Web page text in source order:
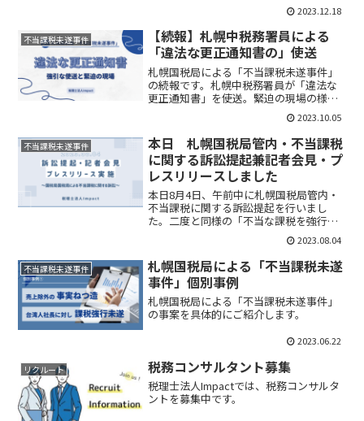
2023.12.18
不当課税未遂事件
【続報】札幌中税務署員による
「違法な更正通知書の」使送
札幌国税局による「不当課税未遂事件」
の続報です。札幌中税務署員が「違法な
更正通知書」を使送。緊迫の現場の様子
2023.10.05
不当課税未遂事件
本日 札幌国税局管内・不当課税
に関する訴訟提起兼記者会見・プ
レスリリースしました
本日8月4日、午前中に札幌国税局管内・
不当課税に関する訴訟提起を行いまし
た。⼆度と同様の「不当な課税を強⾏す
る」事例が起こらないよう、国家賠償請
求訴訟の形を取ることといたしました。
2023.08.04
不当課税未遂事件
札幌国税局による「不当課税未遂
事件」個別事例
札幌国税局による「不当課税未遂事件」
の事案を具体的にご紹介します。
2023.06.22
リクルート 税務コンサルタント募集
税理士法人Impactでは、税務コンサルタ
ントを募集中です。